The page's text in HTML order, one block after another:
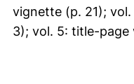
vignette (p. 21);
3); vol. 5: title-